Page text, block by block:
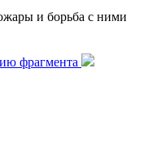
и борьба с ними
фрагмента